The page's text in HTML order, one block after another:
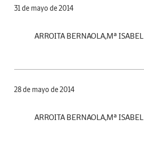
31 de mayo de 2014
ARROITA BERNAOLA,Mª ISABEL
28 de mayo de 2014
ARROITA BERNAOLA,Mª ISABEL